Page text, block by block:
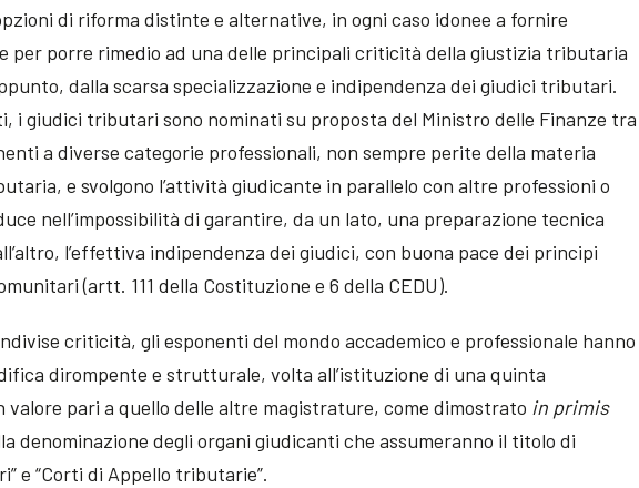
di riforma distinte e alternative, in ogni caso idonee a fornire
per porre rimedio ad una delle principali criticità della giustizia tributaria
dalla scarsa specializzazione e indipendenza dei giudici tributari.
i giudici tributari sono nominati su proposta del Ministro delle Finanze tra
a diverse categorie professionali, non sempre perite della materia
e svolgono l’attività giudicante in parallelo con altre professioni o
nell’impossibilità di garantire, da un lato, una preparazione tecnica
l’effettiva indipendenza dei giudici, con buona pace dei principi
(artt. 111 della Costituzione e 6 della CEDU).
criticità, gli esponenti del mondo accademico e professionale hanno
dirompente e strutturale, volta all’istituzione di una quinta
valore pari a quello delle altre magistrature, come dimostrato in primis
denominazione degli organi giudicanti che assumeranno il titolo di
e “Corti di Appello tributarie”.